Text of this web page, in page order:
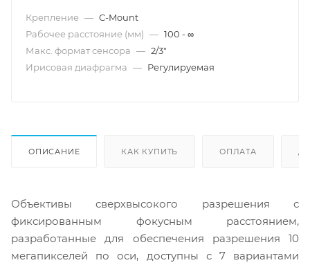
Крепление — C-Mount
Рабочее расстояние (мм) — 100 - ∞
Макс. формат сенсора — 2/3"
Ирисовая диафрагма — Регулируемая
ОПИСАНИЕ КАК КУПИТЬ ОПЛАТА
Объективы сверхвысокого разрешения с
фиксированным фокусным расстоянием,
разработанные для обеспечения разрешения 10
мегапикселей по оси, доступны с 7 вариантами